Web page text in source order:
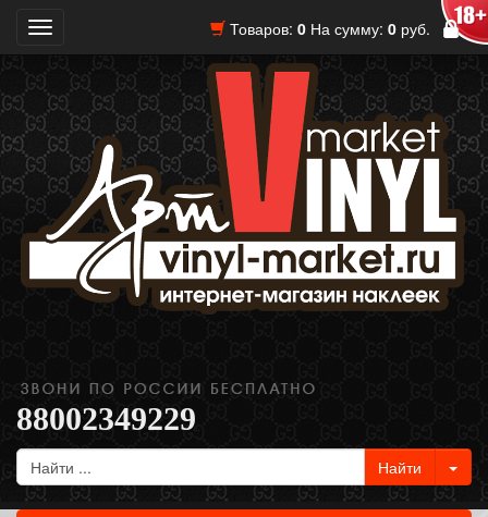
Товаров: 0 На сумму: 0 руб.
Toggle
navigation
88002349229